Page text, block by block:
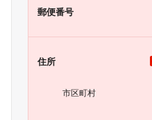
郵便番号
住所
市区町村